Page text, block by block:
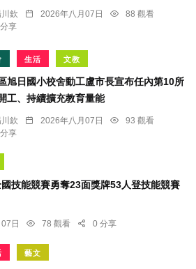
欽 2026年八月07日
88 觀看
享
生活 文教
旭日國小校舍動工盧市長宣布任內第10所
工、持續擴充教育量能
欽 2026年八月07日
93 觀看
享
技能競賽勇奪23面獎牌53人登技能競賽
日 78 觀看 0 分享
藝文